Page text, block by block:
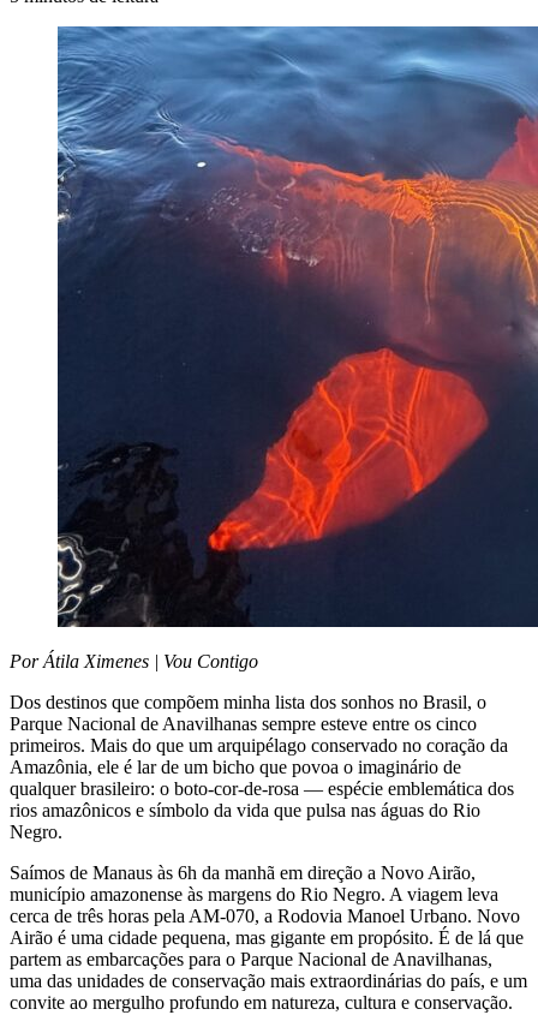
Por Átila Ximenes | Vou Contigo
Dos destinos que compõem minha lista dos sonhos no Brasil, o
Parque Nacional de Anavilhanas sempre esteve entre os cinco
primeiros. Mais do que um arquipélago conservado no coração da
Amazônia, ele é lar de um bicho que povoa o imaginário de
qualquer brasileiro: o boto-cor-de-rosa — espécie emblemática dos
rios amazônicos e símbolo da vida que pulsa nas águas do Rio
Negro.
Saímos de Manaus às 6h da manhã em direção a Novo Airão,
município amazonense às margens do Rio Negro. A viagem leva
cerca de três horas pela AM-070, a Rodovia Manoel Urbano. Novo
Airão é uma cidade pequena, mas gigante em propósito. É de lá que
partem as embarcações para o Parque Nacional de Anavilhanas,
uma das unidades de conservação mais extraordinárias do país, e um
convite ao mergulho profundo em natureza, cultura e conservação.